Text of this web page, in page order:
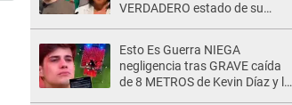
VERDADERO estado de su
suegra..."
Esto Es Guerra NIEGA
negligencia tras GRAVE caída
de 8 METROS de Kevin Díaz y lo